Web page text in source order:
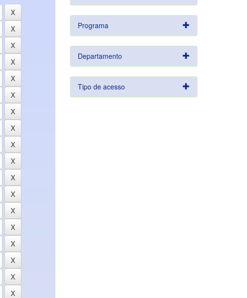
Programa
Departamento
Tipo de acesso